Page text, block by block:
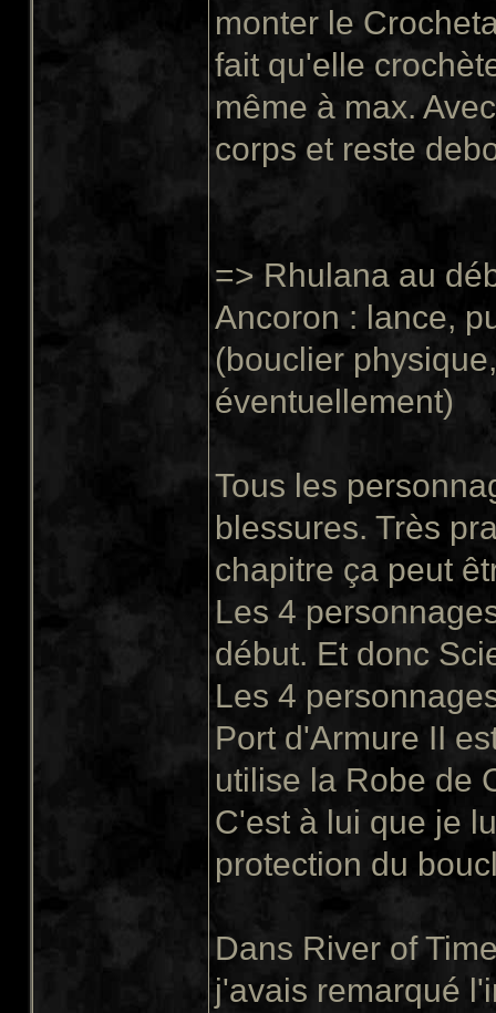
monter le
fait qu'elle
même à max.
corps et reste
=> Rhulana au
Ancoron : lance,
(bouclier
éventuellement)
Tous les
blessures. Très
chapitre ça peut
Les 4
début. Et donc
Les 4
Port d'Armure II
utilise la Robe de
C'est à lui que je
protection du
Dans River of
j'avais remarqué